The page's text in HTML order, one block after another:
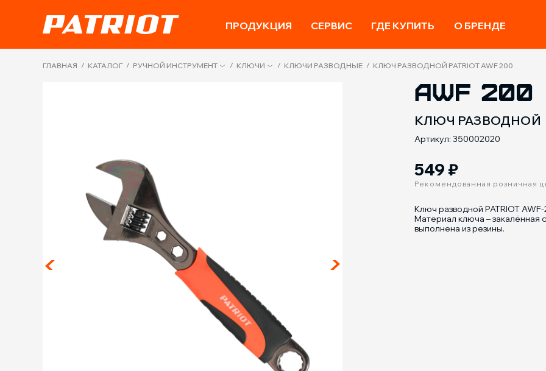
ПРОДУКЦИЯ СЕРВИС ГДЕ КУПИТЬ О БРЕНДЕ
ГЛАВНАЯ / КАТАЛОГ / РУЧНОЙ ИНСТРУМЕНТ / КЛЮЧИ / КЛЮЧИ РАЗВОДНЫЕ / КЛЮЧ РАЗВОДНОЙ PATRIOT AWF 200
AWF 200
КЛЮЧ РАЗВОДНОЙ
Артикул: 350002020
549 ₽
Рекомендованная розничная
Ключ разводной PATRIOT
Материал ключа – закалённая
выполнена из резины.